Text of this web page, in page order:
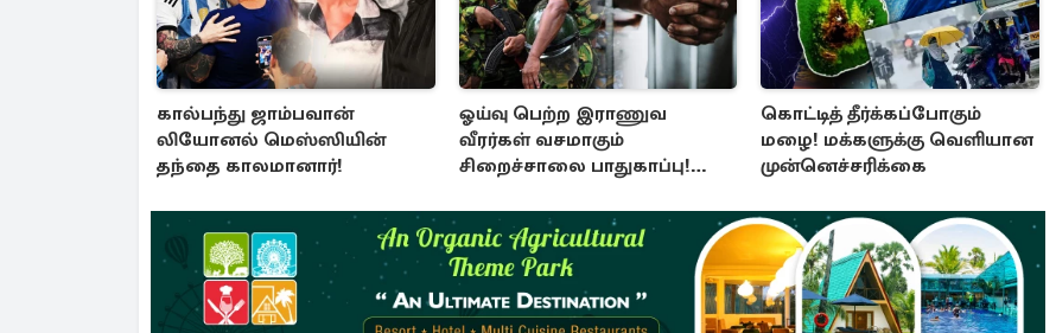
கால்பந்து ஜாம்பவான்
லியோனல் மெஸ்ஸியின்
தந்தை காலமானார்!
ஓய்வு பெற்ற இராணுவ
வீரர்கள் வசமாகும்
சிறைச்சாலை பாதுகாப்பு!
கொட்டித் தீர்க்கப்போகும்
மழை! மக்களுக்கு வெளியான
முன்னெச்சரிக்கை